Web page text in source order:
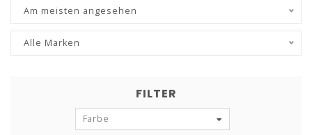
Am meisten angesehen
Alle Marken
FILTER
Farbe